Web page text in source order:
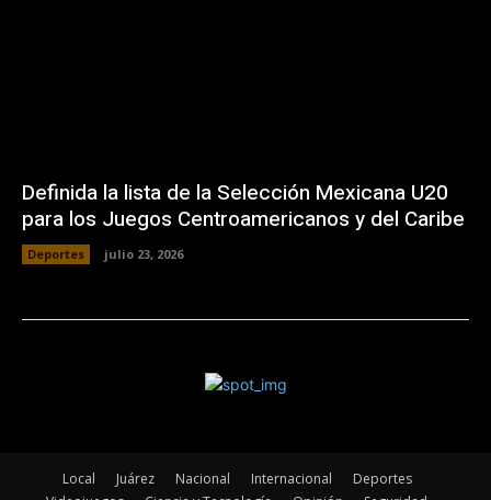
Definida la lista de la Selección Mexicana U20
para los Juegos Centroamericanos y del Caribe
Deportes julio 23, 2026
Local Juárez Nacional Internacional
Deportes